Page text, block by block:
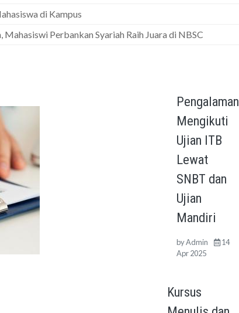
di Kampus
Perbankan Syariah Raih Juara di NBSC
Pengalaman
Mengikuti
Ujian ITB
Lewat
SNBT dan
Ujian
Mandiri
byAdmin
14
Apr 2025
Kursus